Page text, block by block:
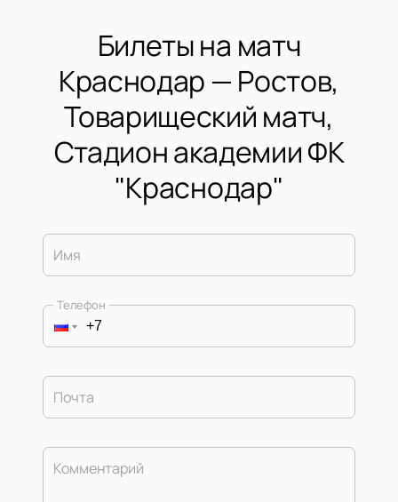
Билеты на матч
Краснодар — Ростов,
Товарищеский матч,
Стадион академии ФК
"Краснодар"
Имя
Телефон
Почта
Комментарий